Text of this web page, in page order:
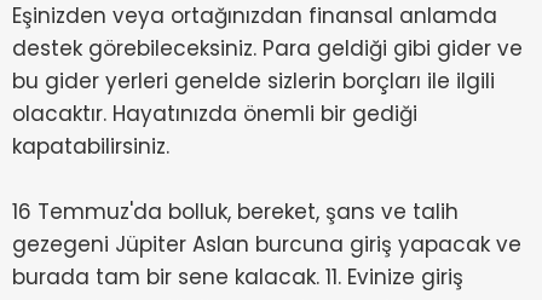
Eşinizden veya ortağınızdan finansal anlamda
destek görebileceksiniz. Para geldiği gibi gider ve
bu gider yerleri genelde sizlerin borçları ile ilgili
olacaktır. Hayatınızda önemli bir gediği
kapatabilirsiniz.
16 Temmuz'da bolluk, bereket, şans ve talih
gezegeni Jüpiter Aslan burcuna giriş yapacak ve
burada tam bir sene kalacak. 11. Evinize giriş